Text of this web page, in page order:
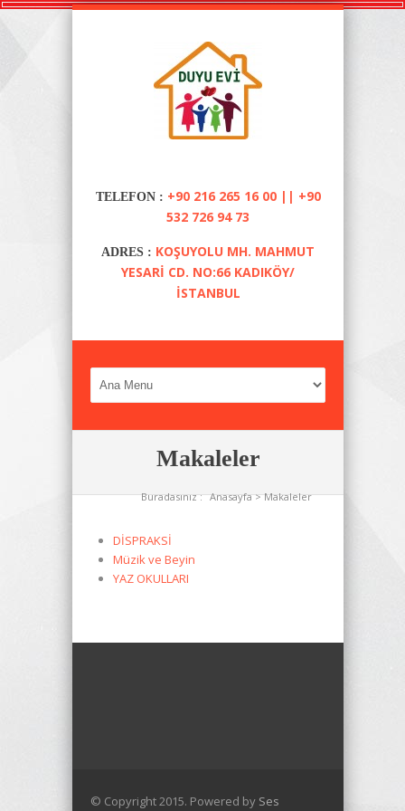
TELEFON : +90 216 265 16 00 || +90
532 726 94 73
ADRES : KOŞUYOLU MH. MAHMUT
YESARI CD. NO:66 KADIKÖY/
İSTANBUL
Makaleler
Buradasınız : Anasayfa> Makaleler
DİSPRAKSİ
Müzik ve Beyin
YAZ OKULLARI
© Copyright 2015. Powered by Ses